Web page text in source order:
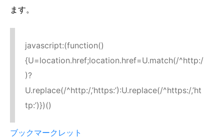
ます。
javascript:(function()
{U=location.href;location.href=U.match(/^http:/
)?
U.replace(/^http:/,’https:’):U.replace(/^https:/,’ht
tp:’)})()
ブックマークレット